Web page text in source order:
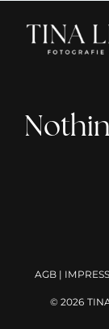
Inhalt
springen
Schreib mir
© 2026
AGB |